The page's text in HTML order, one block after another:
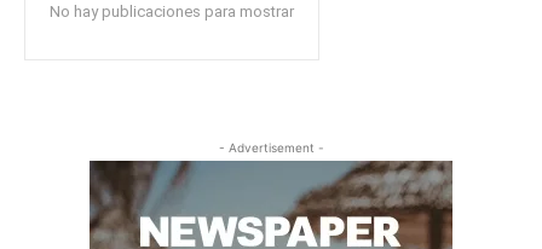
No hay publicaciones para mostrar
- Advertisement -